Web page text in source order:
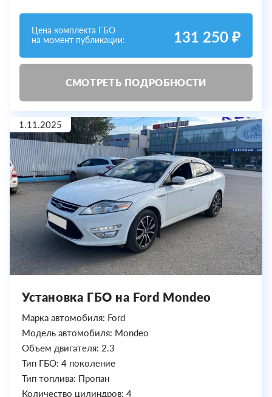
Цена комплекта ГБО
на момент публикации:
131 250 ₽
СМОТРЕТЬ ПОДРОБНОСТИ
1.11.2025
Установка ГБО на Ford Mondeo
Марка автомобиля: Ford
Модель автомобиля: Mondeo
Объем двигателя: 2.3
Тип ГБО: 4 поколение
Тип топлива: Пропан
Количество цилиндров: 4